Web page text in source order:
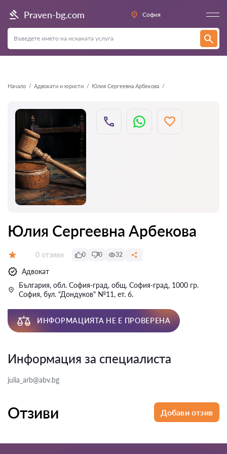
Praven-bg.com София
Начало Адвокати и юристи Юлия Сергеевна Арбекова
Назад
Юлия Сергеевна Арбекова
Отзиви:
0 отзиви 0 0 32
Адвокат
България, обл. София-град, общ. София-град, 1000 гр.
София, бул. "Дондуков" №11, ет. 6.
ИНФОРМАЦИЯТА НЕ Е ПРОВЕРЕНА
Информация за специалиста
julia_arb@abv.bg
Отзиви Добави отзив